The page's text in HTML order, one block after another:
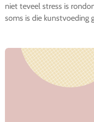
niet teveel stress is
soms is die kunstvoeding